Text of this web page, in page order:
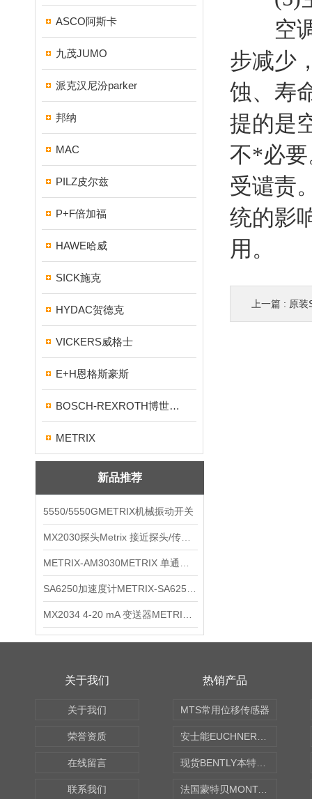
ASCO阿斯卡
九茂JUMO
派克汉尼汾parker
邦纳
MAC
PILZ皮尔兹
P+F倍加福
HAWE哈威
SICK施克
HYDAC贺德克
VICKERS威格士
E+H恩格斯豪斯
BOSCH-REXROTH博世力士乐
METRIX
新品推荐
5550/5550GMETRIX机械振动开关
空调
步减少
蚀、寿
提的是
不*必要
受谴责
统的影
用。
上一篇 : 原装
关于我们
关于我们
荣誉资质
在线留言
联系我们
热销产品
MTS常用位移传感器
法国蒙特贝MONTABERT打壳机凿岩机Z92